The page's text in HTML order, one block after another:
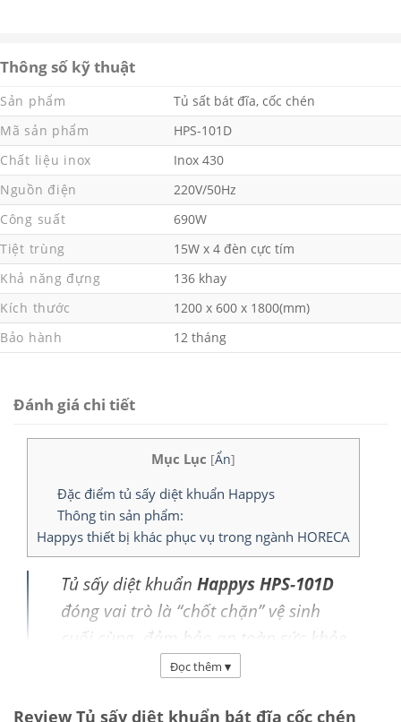
Thông số kỹ thuật
Sản phẩm
Tủ sất bát đĩa, cốc chén
Mã sản phẩm
HPS-101D
Chất liệu inox
Inox 430
Nguồn điện
220V/50Hz
Công suất
690W
Tiệt trùng
15W x 4 đèn cực tím
Khả năng đựng
136 khay
Kích thước
1200 x 600 x 1800(mm)
Bảo hành
12 tháng
Đánh giá chi tiết
Mục Lục [Ẩn]
Đặc điểm tủ sấy diệt khuẩn Happys
Thông tin sản phẩm:
Happys thiết bị khác phục vụ trong ngành HORECA
Tủ sấy diệt khuẩn Happys HPS-101D
đóng vai trò là “chốt chặn” vệ sinh
cuối cùng, đảm bảo an toàn sức khỏe
cho người sử dụng tại các môi trường
Đọc thêm ▾
Review Tủ sấy diệt khuẩn bát đĩa cốc chén